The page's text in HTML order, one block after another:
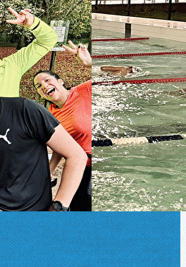
colonnes affichées
des réseaux sociaux